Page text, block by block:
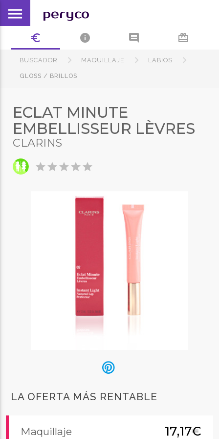
menu peryco
euro_symbol info comment card_giftcard
BUSCADOR MAQUILLAJE LABIOS
GLOSS / BRILLOS
ECLAT MINUTE
EMBELLISSEUR LÈVRES
CLARINS
starstarstarstarstar
LA OFERTA MÁS RENTABLE
Maquillaje 17,17€